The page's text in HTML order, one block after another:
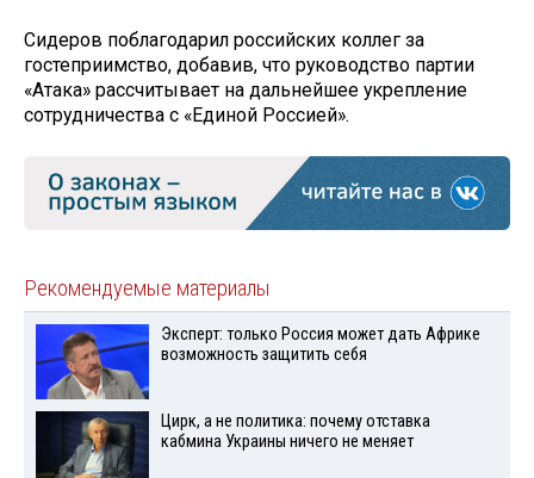
Сидеров поблагодарил российских коллег за
гостеприимство, добавив, что руководство партии
«Атака» рассчитывает на дальнейшее укрепление
сотрудничества с «Единой Россией».
Рекомендуемые материалы
Эксперт: только Россия может дать Африке
возможность защитить себя
Цирк, а не политика: почему отставка
кабмина Украины ничего не меняет